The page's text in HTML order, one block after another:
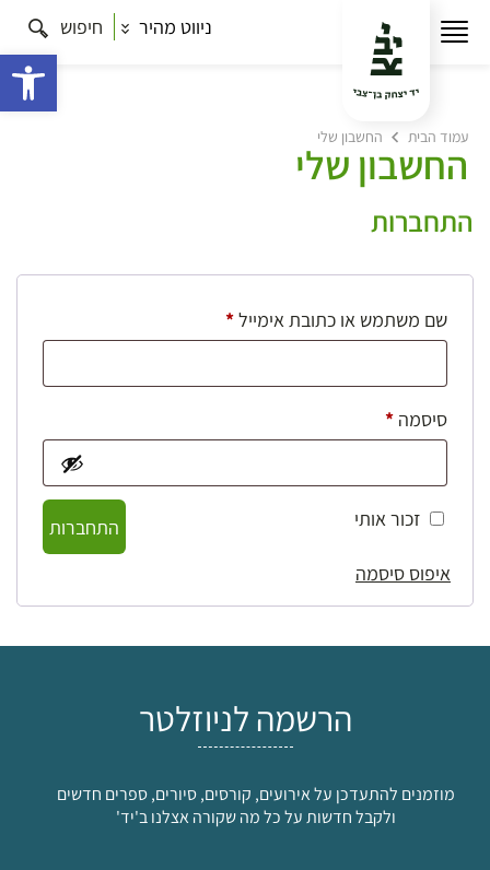
ניווט מהיר חיפוש
עמוד הבית החשבון שלי
החשבון שלי
התחברות
שם משתמש או כתובת אימייל*חובה
סיסמה *חובה
זכור אותי
התחברות
איפוס סיסמה
הרשמה לניוזלטר
מוזמנים להתעדכן על אירועים, קורסים, סיורים, ספרים חדשים
ולקבל חדשות על כל מה שקורה אצלנו ב'יד'